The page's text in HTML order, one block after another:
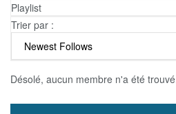
Playlist
Trier par :
Désolé, aucun membre n'a été